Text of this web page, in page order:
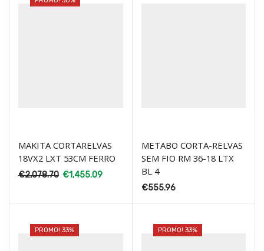
MAKITA CORTARELVAS
18VX2 LXT 53CM FERRO
€2,078.70 €1,455.09
METABO CORTA-RELVAS
SEM FIO RM 36-18 LTX
BL 4
€555.96
PROMO! 33% PROMO! 33%